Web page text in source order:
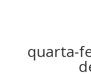
quarta-